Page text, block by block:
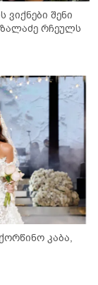
შენი
რჩეულს